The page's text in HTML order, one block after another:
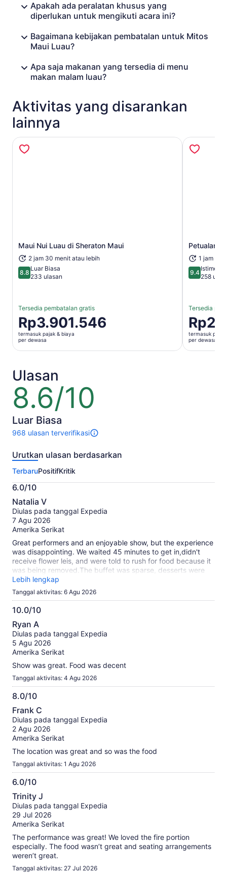
Apakah ada peralatan khusus yang
diperlukan untuk mengikuti acara ini?
Bagaimana kebijakan pembatalan untuk Mitos
Maui Luau?
Apa saja makanan yang tersedia di menu
makan malam luau?
Aktivitas yang disarankan
lainnya
Maui Nui Luau di Sheraton Maui
2 jam 30 menit atau lebih
8.88.8 dari 10
Luar Biasa
233 ulasan
Tersedia pembatalan gratis
Harga
Rp3.901.546
per
dewasa
Rp3.901.546
termasuk pajak & biaya
per dewasa
Buka di tab baru
1 jam 30
9.49.4 dari 10
Istimewa
258
Tersedia
Harga
per
dewasa
termasuk pajak
per dewasa
Ulasan
8.6/10
8.6
dari
10
Luar Biasa
968 ulasan terverifikasi
968
untuk
ini.
Informasi
lebih
lanjut
tentang
ulasan
terverifikasi
Urutkan ulasan berdasarkan
TerbaruPositifKritik
6.0/10
6.0
dari
10
Natalia V
Diulas pada tanggal Expedia
7 Agu 2026
Amerika Serikat
Great performers and an enjoyable show, but the experience
was disappointing. We waited 45 minutes to get in,didn't
receive flower leis, and were told to rush for food because it
was being removed.The buffet was sparse, desserts were
just sponge cake
Lebih lengkap
Tanggal aktivitas: 6 Agu 2026
10.0/10
10.0
dari
10
Ryan A
Diulas pada tanggal Expedia
5 Agu 2026
Amerika Serikat
Show was great. Food was decent
Tanggal aktivitas: 4 Agu 2026
8.0/10
8.0
dari
10
Frank C
Diulas pada tanggal Expedia
2 Agu 2026
Amerika Serikat
The location was great and so was the food
Tanggal aktivitas: 1 Agu 2026
6.0/10
6.0
dari
10
Trinity J
Diulas pada tanggal Expedia
29 Jul 2026
Amerika Serikat
The performance was great! We loved the fire portion
especially. The food wasn’t great and seating arrangements
weren’t great.
Tanggal aktivitas: 27 Jul 2026